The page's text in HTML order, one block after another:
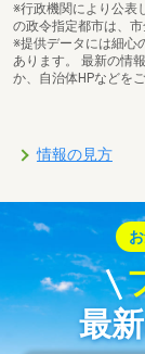
※行政機関により公表
の政令指定都市は、
※提供データには細心
あります。 最新の情
か、自治体HPなどを
情報の見方
最